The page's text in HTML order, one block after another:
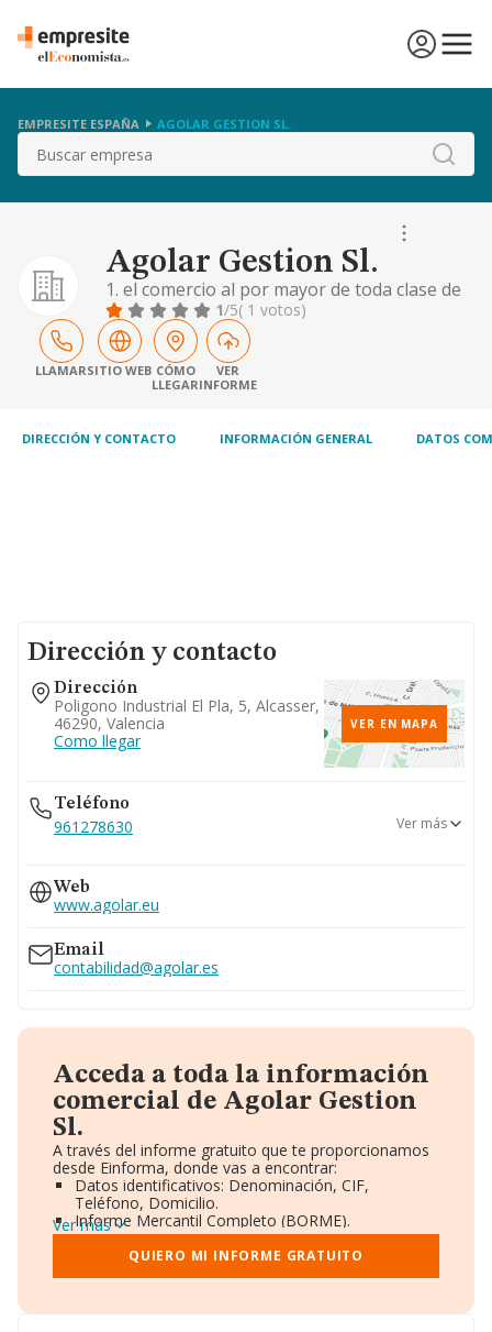
EMPRESITE ESPAÑA AGOLAR GESTION SL.
Buscar
Agolar Gestion Sl.
1. el comercio al por mayor de toda clase de
componentes electrónicos, material
eléctrico, material de iluminación, redes y
comunicaciones e informática. 2. gestión
comercial. 3. la compraventa de solares,
locales comerciales, viviendas, naves
rústicas y u.
1/5( 1 votos)
LLAMARSITIO WEB CÓMO
LLEGAR
VER
INFORME
DIRECCIÓN Y CONTACTO INFORMACIÓN GENERAL DATOS
Dirección y contacto
Dirección
Poligono Industrial El Pla, 5, Alcasser,
46290, Valencia
Como llegar
VER EN MAPA
Teléfono
961278630
670...
Ver teléfono 670...
Ver teléfono 607...
Ver más
Web
www.agolar.eu
Email
contabilidad@agolar.es
Acceda a toda la información
comercial de Agolar Gestion
Sl.
A través del informe gratuito que te proporcionamos
desde Einforma, donde vas a encontrar:
Datos identificativos: Denominación, CIF,
Teléfono, Domicilio.
Informe Mercantil Completo (BORME).
Gráficos de Evolución Ventas y Empleados.
Consejo de Administración y Administradores.
Directivos y Ejecutivos.
Ver más
QUIERO MI INFORME GRATUITO